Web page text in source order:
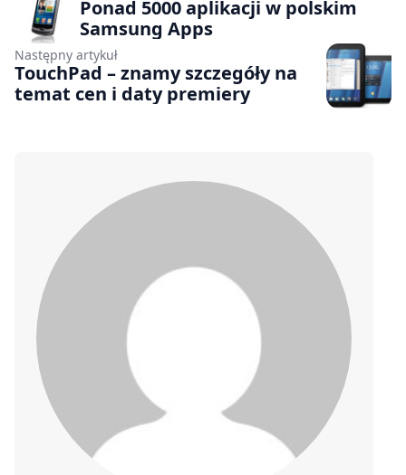
Ponad 5000 aplikacji w polskim
Samsung Apps
Następny artykuł
TouchPad – znamy szczegóły na
temat cen i daty premiery